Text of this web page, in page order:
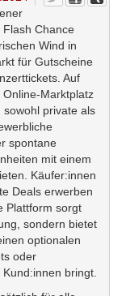
Flash Chance
Wind in
für Gutscheine
Auf
Online-Marktplatz
sowohl private als
spontane
mit einem
Käufer:innen
Deals erwerben
Plattform sorgt
sondern bietet
optionalen
oder
bringt.